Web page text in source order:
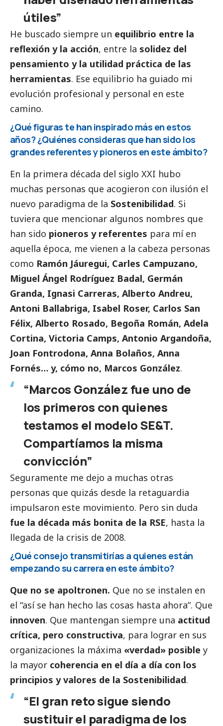
útiles”
He buscado siempre un equilibrio entre la
reflexión y la acción, entre la solidez del
pensamiento y la utilidad práctica de las
herramientas. Ese equilibrio ha guiado mi
evolución profesional y personal en este
camino.
¿Qué figuras te han inspirado más en estos
años? ¿Quiénes consideras que han sido los
grandes referentes y pioneros en este ámbito?
En la primera década del siglo XXI hubo
muchas personas que acogieron con ilusión el
nuevo paradigma de la Sostenibilidad. Si
tuviera que mencionar algunos nombres que
han sido pioneros y referentes para mí en
aquella época, me vienen a la cabeza personas
como Ramón Jáuregui, Carles Campuzano,
Miguel Ángel Rodríguez Badal, Germán
Granda, Ignasi Carreras, Alberto Andreu,
Antoni Ballabriga, Isabel Roser, Carlos San
Félix, Alberto Rosado, Begoña Román, Adela
Cortina, Victoria Camps, Antonio Argandoña,
Joan Fontrodona, Anna Bolaños, Anna
Fornés… y, cómo no, Marcos González.
“Marcos González fue uno de
los primeros con quienes
testamos el modelo SE&T.
Compartíamos la misma
convicción”
Seguramente me dejo a muchas otras
personas que quizás desde la retaguardia
impulsaron este movimiento. Pero sin duda
fue la década más bonita de la RSE, hasta la
llegada de la crisis de 2008.
¿Qué consejo transmitirías a quienes están
empezando su carrera en este ámbito?
Que no se apoltronen. Que no se instalen en
el “así se han hecho las cosas hasta ahora”. Que
innoven. Que mantengan siempre una actitud
crítica, pero constructiva, para lograr en sus
organizaciones la máxima «verdad» posible y
la mayor coherencia en el día a día con los
principios y valores de la Sostenibilidad.
“El gran reto sigue siendo
sustituir el paradigma de los